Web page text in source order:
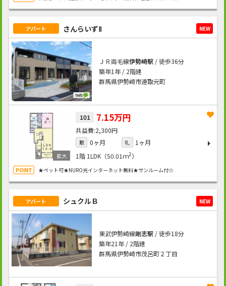
アパート さんらいずⅡ NEW
ＪＲ両毛線伊勢崎駅/ 徒歩36分
築年1年 / 2階建
群馬県伊勢崎市連取元町
101 7.15万円
2,300円
敷 0ヶ月 礼
1ヶ月
1階 1LDK（50.01ｍ2）
★ペット可★NURO光インターネット無料★サンルーム付☆
アパート シュクルＢ NEW
東武伊勢崎線剛志駅/ 徒歩18分
築年21年 / 2階建
群馬県伊勢崎市茂呂町２丁目